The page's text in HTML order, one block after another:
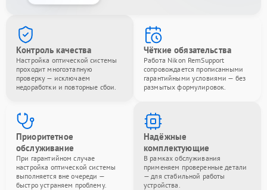
Контроль качества
Настройка оптической системы
проходит многоэтапную
проверку — исключаем
недоработки и повторные сбои.
Чёткие обязательства
Работа Nikon RemSupport
сопровождается прописанными
гарантийными условиями — без
размытых формулировок.
Приоритетное
обслуживание
При гарантийном случае
настройка оптической системы
выполняется вне очереди —
быстро устраняем проблему.
Надёжные
комплектующие
В рамках обслуживания
применяем проверенные детали
— для стабильной работы
устройства.